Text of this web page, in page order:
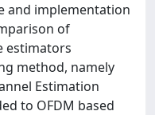
and implementation
of
estimators
method, namely
Estimation
to OFDM based